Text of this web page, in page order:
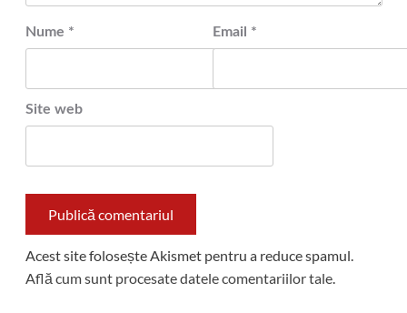
Nume * Email *
Site web
Acest site folosește Akismet pentru a reduce spamul.
Află cum sunt procesate datele comentariilor tale.